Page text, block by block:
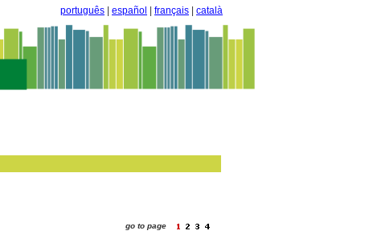
português español français català
go to page